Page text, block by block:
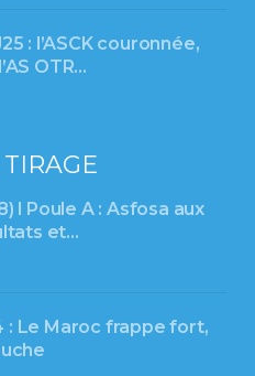
: l’ASCK couronnée,
OTR…
l Poule A : Asfosa aux
et…
: Le Maroc frappe fort,